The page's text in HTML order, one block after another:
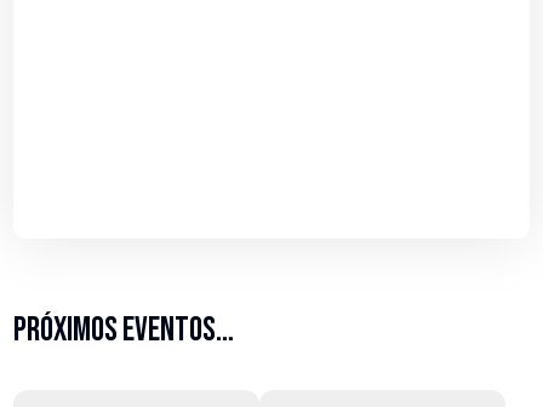
Próximos eventos…